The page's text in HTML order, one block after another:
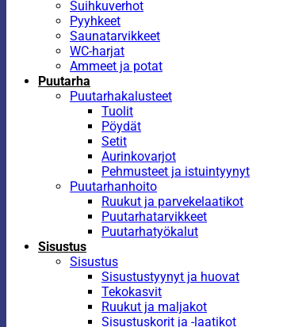
Suihkuverhot
Pyyhkeet
Saunatarvikkeet
WC-harjat
Ammeet ja potat
Puutarha
Puutarhakalusteet
Tuolit
Pöydät
Setit
Aurinkovarjot
Pehmusteet ja istuintyynyt
Puutarhanhoito
Ruukut ja parvekelaatikot
Puutarhatarvikkeet
Puutarhatyökalut
Sisustus
Sisustus
Sisustustyynyt ja huovat
Tekokasvit
Ruukut ja maljakot
Sisustuskorit ja -laatikot